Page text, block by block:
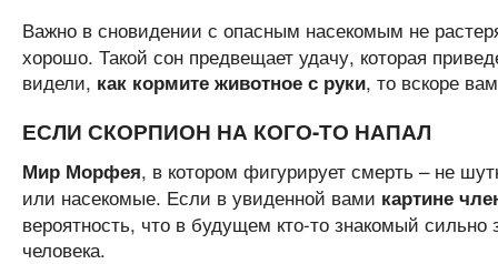
Важно в сновидении с опасным насекомым не
хорошо. Такой сон предвещает удачу, которая
видели, как кормите животное с руки, то вскоре
ЕСЛИ СКОРПИОН НА КОГО-ТО НАПАЛ
Мир Морфея, в котором фигурирует смерть – не
или насекомые. Если в увиденной вами картине
вероятность, что в будущем кто-то знакомый сильно
человека.